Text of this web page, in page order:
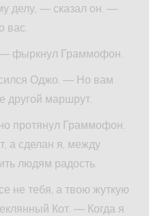
делу, — сказал он. —
вас.
фыркнул Граммофон.
Оджо. — Но вам
другой маршрут.
протянул Граммофон.
а сделан я, между
людям радость.
не тебя, а твою жуткую
Кот. — Когда я